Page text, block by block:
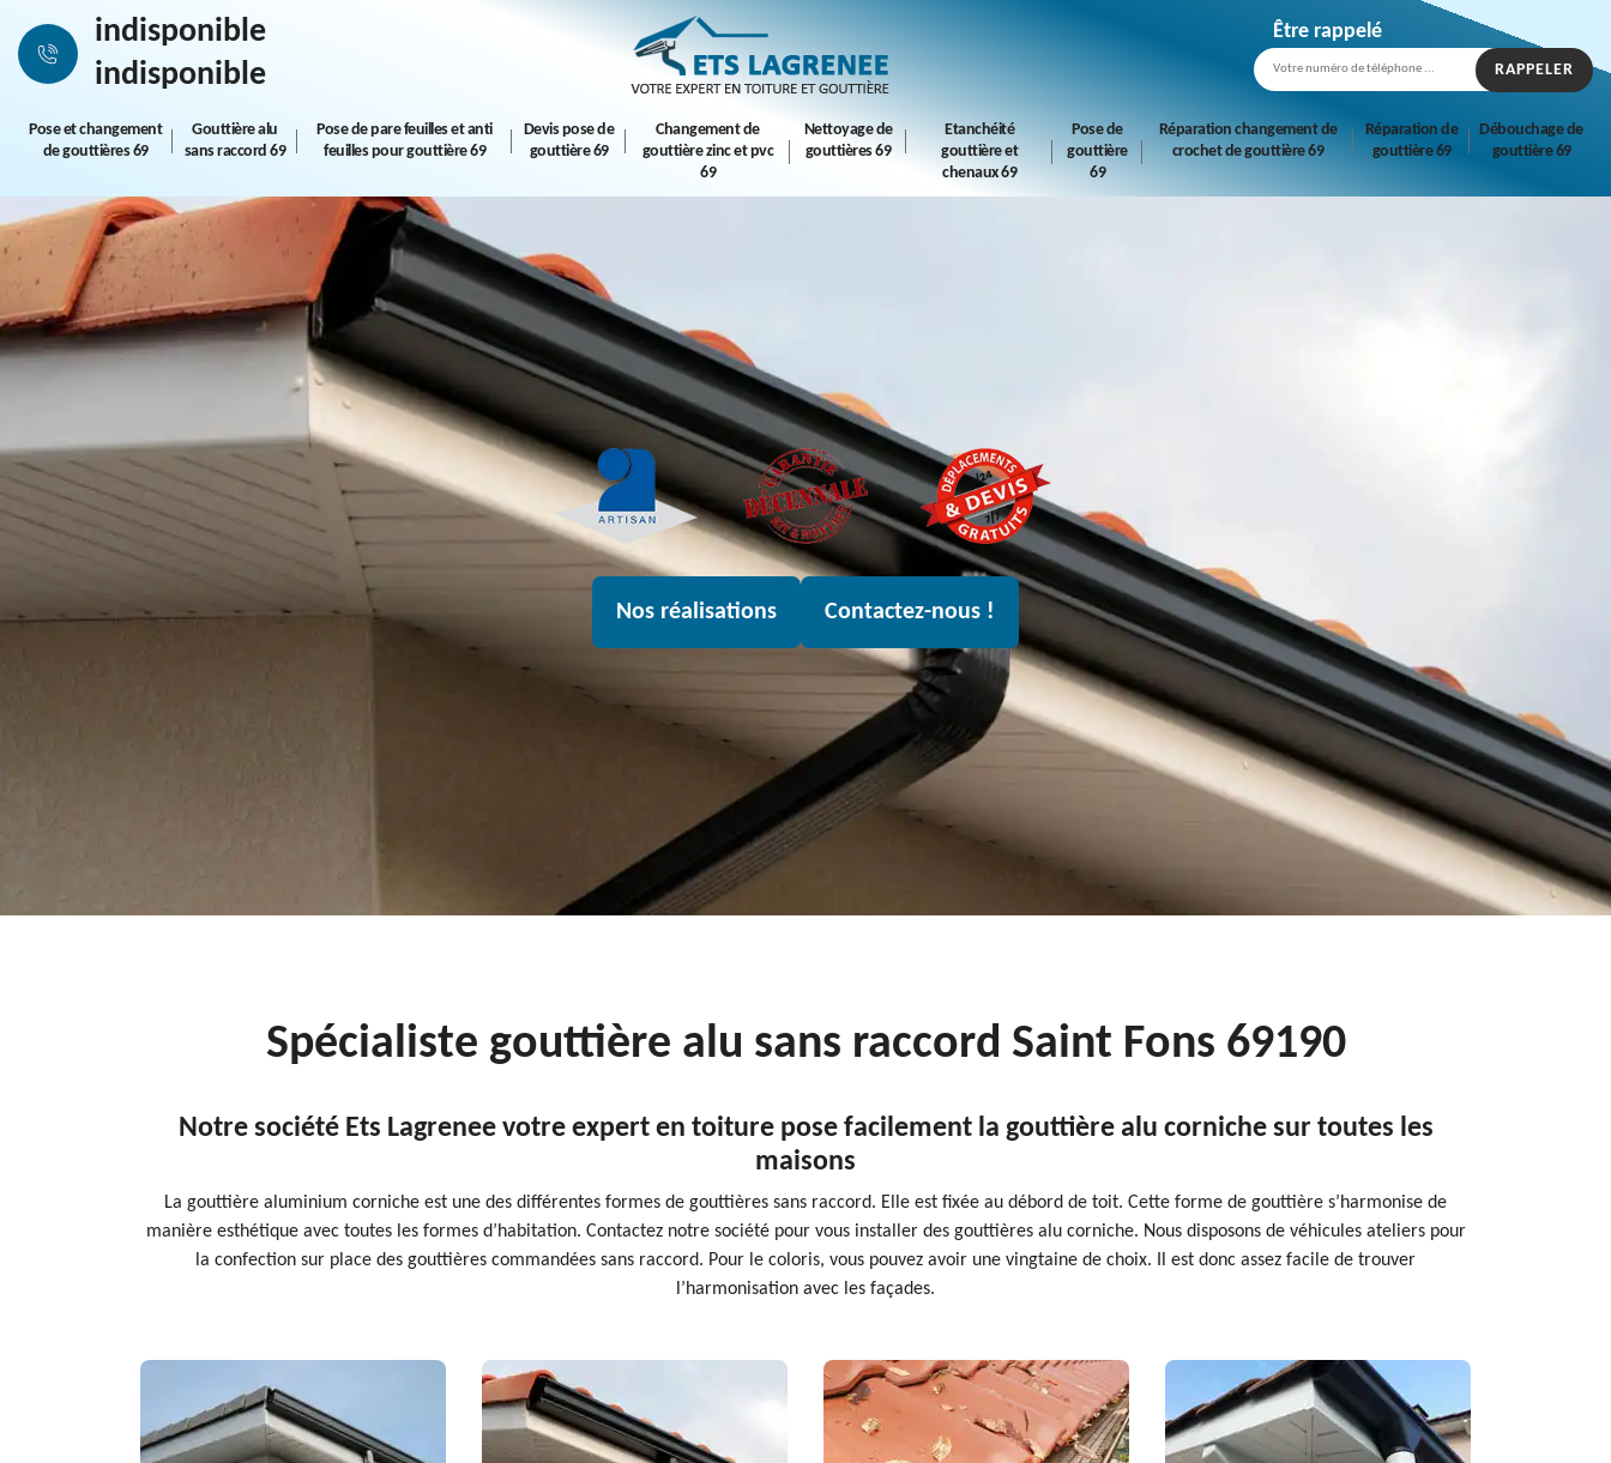
indisponible
indisponible
Être rappelé
Pose et changement
de gouttières 69
Gouttière alu
sans raccord 69
Pose de pare feuilles et anti
feuilles pour gouttière 69
Devis pose de
gouttière 69
Changement de
gouttière zinc et pvc
69
Nettoyage de
gouttières 69
Etanchéité
gouttière et
chenaux 69
Pose de
gouttière
69
Réparation changement de
crochet de gouttière 69
Réparation de
gouttière 69
Débouchage de
gouttière 69
Nos réalisations Contactez-nous !
Spécialiste gouttière alu sans raccord Saint Fons 69190
Notre société Ets Lagrenee votre expert en toiture pose facilement la gouttière alu corniche sur toutes les
maisons
La gouttière aluminium corniche est une des différentes formes de gouttières sans raccord. Elle est fixée au débord de toit. Cette forme de gouttière s’harmonise de
manière esthétique avec toutes les formes d’habitation. Contactez notre société pour vous installer des gouttières alu corniche. Nous disposons de véhicules ateliers pour
la confection sur place des gouttières commandées sans raccord. Pour le coloris, vous pouvez avoir une vingtaine de choix. Il est donc assez facile de trouver
l’harmonisation avec les façades.